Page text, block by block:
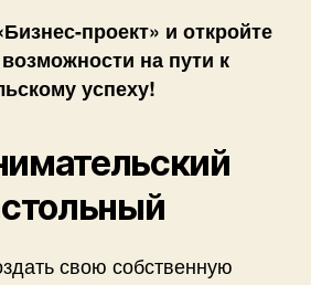
проект» и откройте
на пути к
успеху!
свою собственную